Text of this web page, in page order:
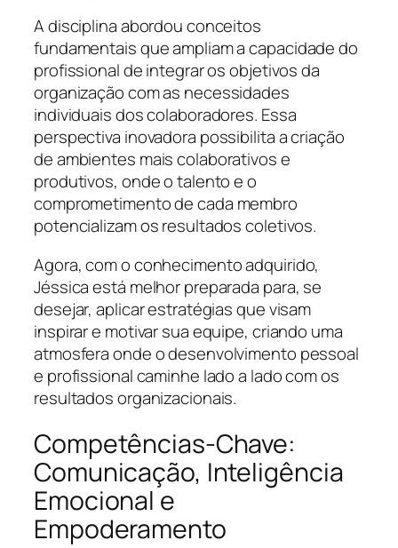
A disciplina abordou conceitos
fundamentais que ampliam a capacidade do
profissional de integrar os objetivos da
organização com as necessidades
individuais dos colaboradores. Essa
perspectiva inovadora possibilita a criação
de ambientes mais colaborativos e
produtivos, onde o talento e o
comprometimento de cada membro
potencializam os resultados coletivos.
Agora, com o conhecimento adquirido,
Jéssica está melhor preparada para, se
desejar, aplicar estratégias que visam
inspirar e motivar sua equipe, criando uma
atmosfera onde o desenvolvimento pessoal
e profissional caminhe lado a lado com os
resultados organizacionais.
Competências-Chave:
Comunicação, Inteligência
Emocional e
Empoderamento